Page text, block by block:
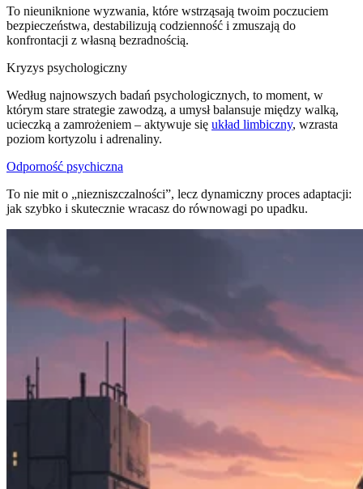
To nieuniknione wyzwania, które wstrząsają twoim poczuciem
bezpieczeństwa, destabilizują codzienność i zmuszają do
konfrontacji z własną bezradnością.
Kryzys psychologiczny
Według najnowszych badań psychologicznych, to moment, w
którym stare strategie zawodzą, a umysł balansuje między walką,
ucieczką a zamrożeniem – aktywuje się układ limbiczny, wzrasta
poziom kortyzolu i adrenaliny.
Odporność psychiczna
To nie mit o „niezniszczalności”, lecz dynamiczny proces adaptacji:
jak szybko i skutecznie wracasz do równowagi po upadku.